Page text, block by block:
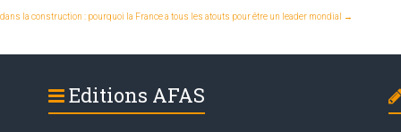
la construction : pourquoi la France a tous les atouts pour être un leader mondial →
Editions AFAS